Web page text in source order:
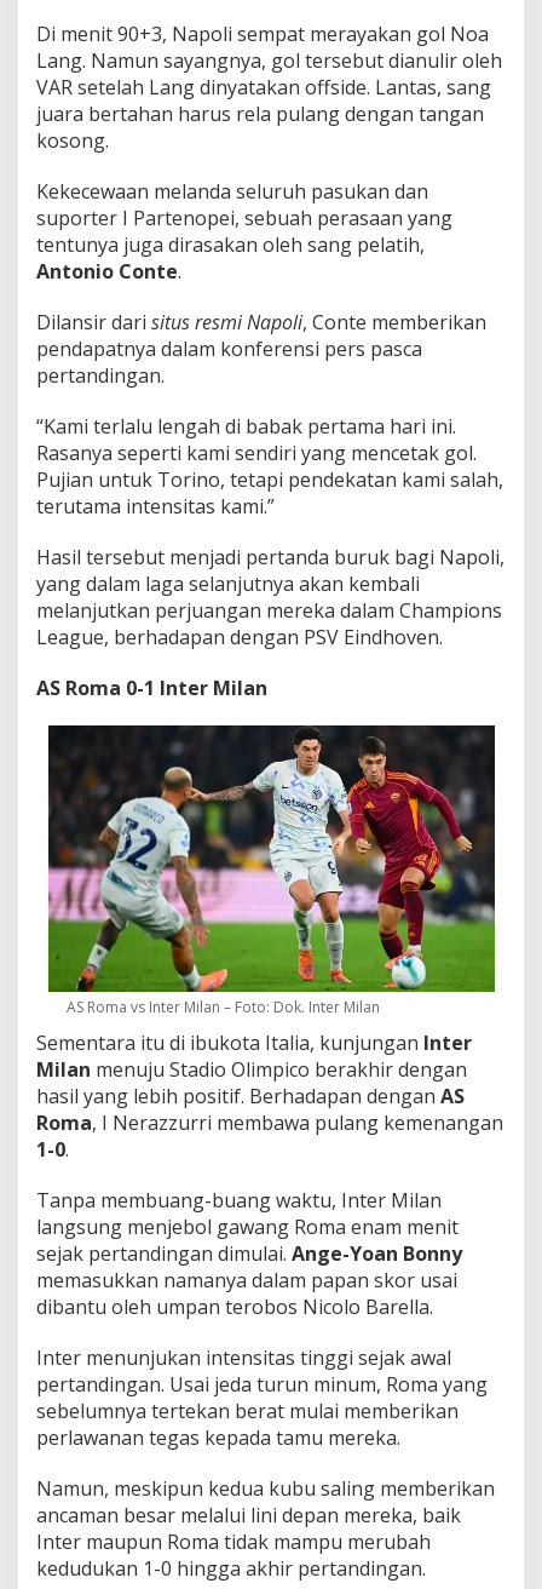
Di menit 90+3, Napoli sempat merayakan gol Noa
Lang. Namun sayangnya, gol tersebut dianulir oleh
VAR setelah Lang dinyatakan offside. Lantas, sang
juara bertahan harus rela pulang dengan tangan
kosong.
Kekecewaan melanda seluruh pasukan dan
suporter I Partenopei, sebuah perasaan yang
tentunya juga dirasakan oleh sang pelatih,
Antonio Conte.
Dilansir dari situs resmi Napoli, Conte memberikan
pendapatnya dalam konferensi pers pasca
pertandingan.
“Kami terlalu lengah di babak pertama hari ini.
Rasanya seperti kami sendiri yang mencetak gol.
Pujian untuk Torino, tetapi pendekatan kami salah,
terutama intensitas kami.”
Hasil tersebut menjadi pertanda buruk bagi Napoli,
yang dalam laga selanjutnya akan kembali
melanjutkan perjuangan mereka dalam Champions
League, berhadapan dengan PSV Eindhoven.
AS Roma 0-1 Inter Milan
AS Roma vs Inter Milan – Foto: Dok. Inter Milan
Sementara itu di ibukota Italia, kunjungan Inter
Milan menuju Stadio Olimpico berakhir dengan
hasil yang lebih positif. Berhadapan dengan AS
Roma, I Nerazzurri membawa pulang kemenangan
1-0.
Tanpa membuang-buang waktu, Inter Milan
langsung menjebol gawang Roma enam menit
sejak pertandingan dimulai. Ange-Yoan Bonny
memasukkan namanya dalam papan skor usai
dibantu oleh umpan terobos Nicolo Barella.
Inter menunjukan intensitas tinggi sejak awal
pertandingan. Usai jeda turun minum, Roma yang
sebelumnya tertekan berat mulai memberikan
perlawanan tegas kepada tamu mereka.
Namun, meskipun kedua kubu saling memberikan
ancaman besar melalui lini depan mereka, baik
Inter maupun Roma tidak mampu merubah
kedudukan 1-0 hingga akhir pertandingan.